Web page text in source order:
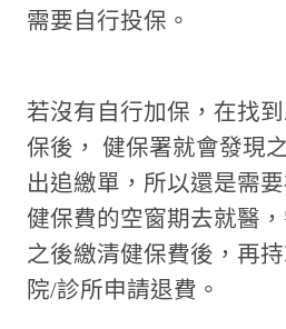
需要自行投保。
若沒有自行加保，在找
保後，
健保署就會發現
出追繳單，所以還是需
健保費的空窗期去就醫
之後繳清健保費後，再
院/診所申請退費 。